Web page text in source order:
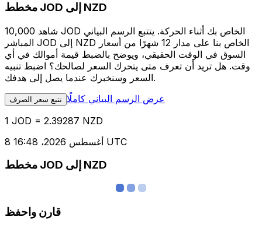
مخطط JOD إلى NZD
شاهد 10,000 JOD الخاص بك أثناء الحركة. يتتبع الرسم البياني
المباشر JOD إلى NZD الخاص بنا على مدار 12 شهرًا من أسعار
السوق في الوقت الحقيقي، ويوضح بالضبط قيمة أموالك في أي
وقت. هل تريد أن تعرف متى يتحرك السعر لصالحك؟ اضبط تنبيه
السعر وسنخبرك عندما يصل إلى هدفك.
تتبع سعر الصرف عرض الرسم البياني كاملًا
1 JOD = 2.39287 NZD
8 أغسطس 2026، 16:48 UTC
مخطط JOD إلى NZD
قارن واحفظ